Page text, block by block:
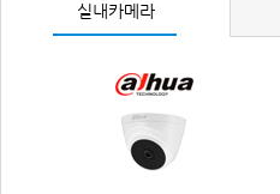
실내카메라